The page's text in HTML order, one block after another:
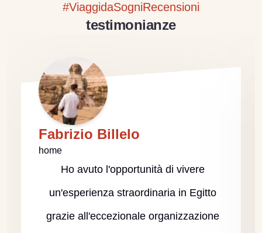
#ViaggidaSogniRecensioni
testimonianze
Fabrizio Billelo
home
Ho avuto l'opportunità di vivere
un'esperienza straordinaria in Egitto
grazie all'eccezionale organizzazione